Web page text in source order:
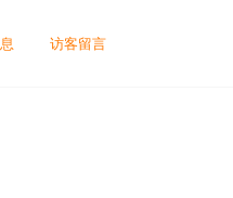
访客留言